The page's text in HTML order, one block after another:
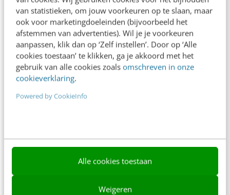
van statistieken, om jouw voorkeuren op te slaan, maar
ook voor marketingdoeleinden (bijvoorbeeld het
afstemmen van advertenties). Wil je je voorkeuren
aanpassen, klik dan op ‘Zelf instellen’. Door op ‘Alle
cookies toestaan’ te klikken, ga je akkoord met het
gebruik van alle cookies zoals omschreven in onze
cookieverklaring.
Powered by CookieInfo
Alle cookies toestaan
Weigeren
Nieuwsbrieven
Over ons
Ons team
Werken bij
Whitepapers
Content & Communicatie